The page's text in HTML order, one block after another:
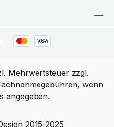
Mehrwertsteuer zzgl.
wenn
angegeben.
2015-2025